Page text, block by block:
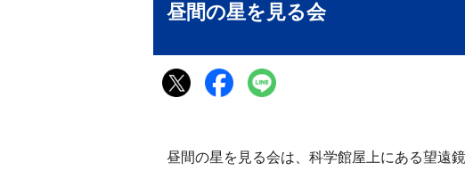
昼間の星を見る会
昼間の星を見る会は、科学館屋上にある望遠